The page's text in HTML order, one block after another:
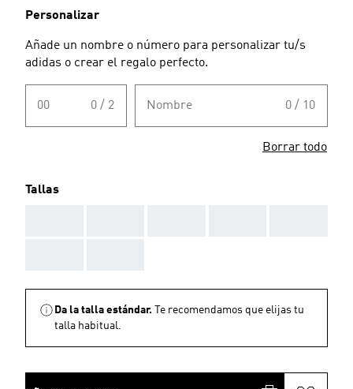
Personalizar
Añade un nombre o número para personalizar tu/s
adidas o crear el regalo perfecto.
00 0 / 2 Nombre 0 / 10
Borrar todo
Tallas
Da la talla estándar.
Te recomendamos que elijas tu
talla habitual.